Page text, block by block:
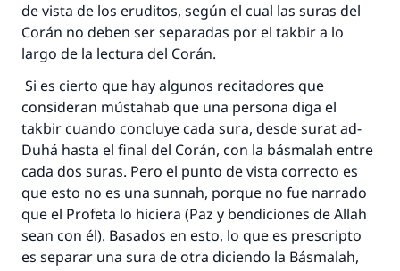
de vista de los eruditos, según el cual las suras del
Corán no deben ser separadas por el takbir a lo
largo de la lectura del Corán.
Si es cierto que hay algunos recitadores que
consideran mústahab que una persona diga el
takbir cuando concluye cada sura, desde surat ad-
Duhá hasta el final del Corán, con la básmalah entre
cada dos suras. Pero el punto de vista correcto es
que esto no es una sunnah, porque no fue narrado
que el Profeta lo hiciera (Paz y bendiciones de Allah
sean con él). Basados en esto, lo que es prescripto
es separar una sura de otra diciendo la Básmalah,